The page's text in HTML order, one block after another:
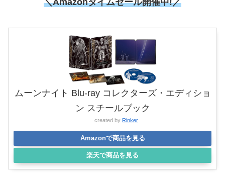
ムーンナイト Blu-ray コレクターズ・エディショ
ン スチールブック
created by Rinker
Amazonで商品を見る
楽天で商品を見る